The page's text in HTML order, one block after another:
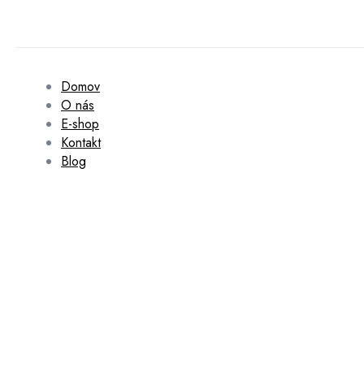
Domov
O nás
E-shop
Kontakt
Blog